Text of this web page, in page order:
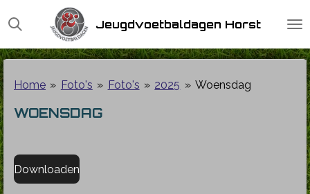
Ga
direct
naar
hoofdinhoud
Jeugdvoetbaldagen Horst
Home » Foto's » Foto's » 2025 » Woensdag
WOENSDAG
Downloaden